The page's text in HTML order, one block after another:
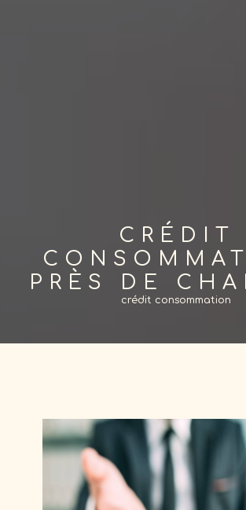
CRÉDIT
PRÈS DE
crédit consommation